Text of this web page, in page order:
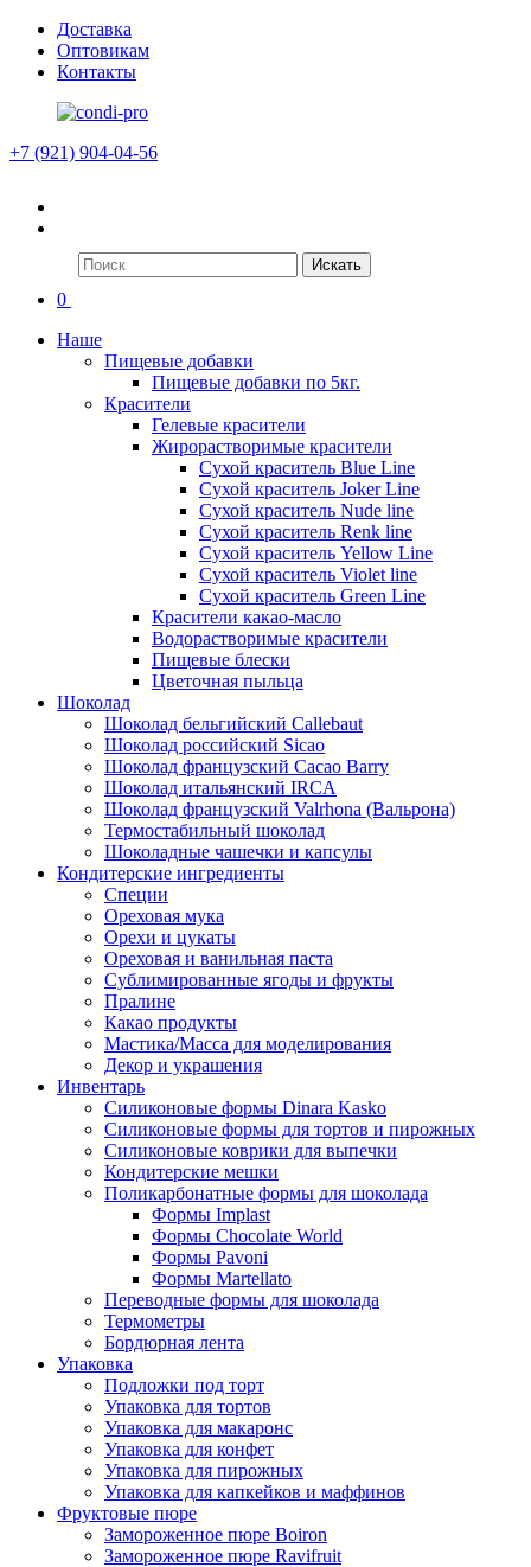
Доставка
Оптовикам
Контакты
+7 (921) 904-04-56
Искать
0
Наше
Пищевые добавки
Пищевые добавки по 5кг.
Красители
Гелевые красители
Жирорастворимые красители
Сухой краситель Blue Line
Сухой краситель Joker Line
Сухой краситель Nude line
Сухой краситель Renk line
Сухой краситель Yellow Line
Сухой краситель Violet line
Сухой краситель Green Line
Красители какао-масло
Водорастворимые красители
Пищевые блески
Цветочная пыльца
Шоколад
Шоколад бельгийский Callebaut
Шоколад российский Sicao
Шоколад французский Cacao Barry
Шоколад итальянский IRCA
Шоколад французский Valrhona (Вальрона)
Термостабильный шоколад
Шоколадные чашечки и капсулы
Кондитерские ингредиенты
Специи
Ореховая мука
Орехи и цукаты
Ореховая и ванильная паста
Сублимированные ягоды и фрукты
Пралине
Какао продукты
Мастика/Масса для моделирования
Декор и украшения
Инвентарь
Силиконовые формы Dinara Kasko
Силиконовые формы для тортов и пирожных
Силиконовые коврики для выпечки
Кондитерские мешки
Поликарбонатные формы для шоколада
Формы Implast
Формы Chocolate World
Формы Pavoni
Формы Martellato
Переводные формы для шоколада
Термометры
Бордюрная лента
Упаковка
Подложки под торт
Упаковка для тортов
Упаковка для макаронс
Упаковка для конфет
Упаковка для пирожных
Упаковка для капкейков и маффинов
Фруктовые пюре
Замороженное пюре Boiron
Замороженное пюре Ravifruit